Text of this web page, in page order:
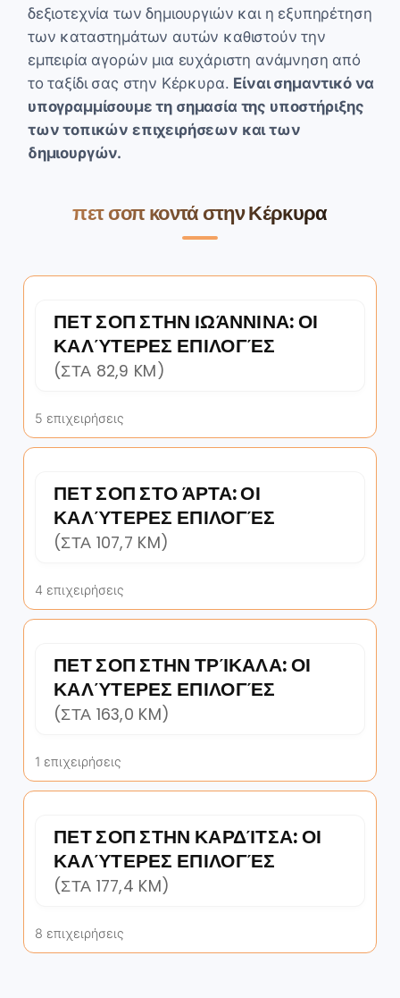
δεξιοτεχνία των δημιουργιών και η εξυπηρέτηση
των καταστημάτων αυτών καθιστούν την
εμπειρία αγορών μια ευχάριστη ανάμνηση από
το ταξίδι σας στην Κέρκυρα. Είναι σημαντικό να
υπογραμμίσουμε τη σημασία της υποστήριξης
των τοπικών επιχειρήσεων και των
δημιουργών.
πετ σοπ κοντά στην Κέρκυρα
ΠΕΤ ΣΟΠ ΣΤΗΝ ΙΩΆΝΝΙΝΑ: ΟΙ
ΚΑΛΎΤΕΡΕΣ ΕΠΙΛΟΓΈΣ
(ΣΤΑ 82,9 KM)
5 επιχειρήσεις
ΠΕΤ ΣΟΠ ΣΤΟ ΆΡΤΑ: ΟΙ
ΚΑΛΎΤΕΡΕΣ ΕΠΙΛΟΓΈΣ
(ΣΤΑ 107,7 KM)
4 επιχειρήσεις
ΠΕΤ ΣΟΠ ΣΤΗΝ ΤΡΊΚΑΛΑ: ΟΙ
ΚΑΛΎΤΕΡΕΣ ΕΠΙΛΟΓΈΣ
(ΣΤΑ 163,0 KM)
1 επιχειρήσεις
ΠΕΤ ΣΟΠ ΣΤΗΝ ΚΑΡΔΊΤΣΑ: ΟΙ
ΚΑΛΎΤΕΡΕΣ ΕΠΙΛΟΓΈΣ
(ΣΤΑ 177,4 KM)
8 επιχειρήσεις